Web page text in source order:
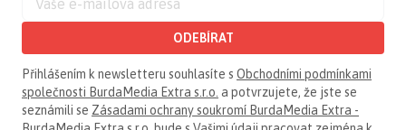
ODEBÍRAT
Přihlášením k newsletteru souhlasíte s Obchodními podmínkami
společnosti BurdaMedia Extra s.r.o. a potvrzujete, že jste se
seznámili se Zásadami ochrany soukromí BurdaMedia Extra -